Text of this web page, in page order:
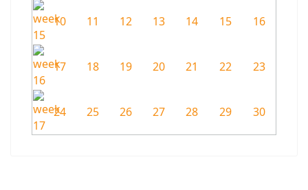
10 11 12 13 14 15 16
17 18 19 20 21 22 23
24 25 26 27 28 29 30